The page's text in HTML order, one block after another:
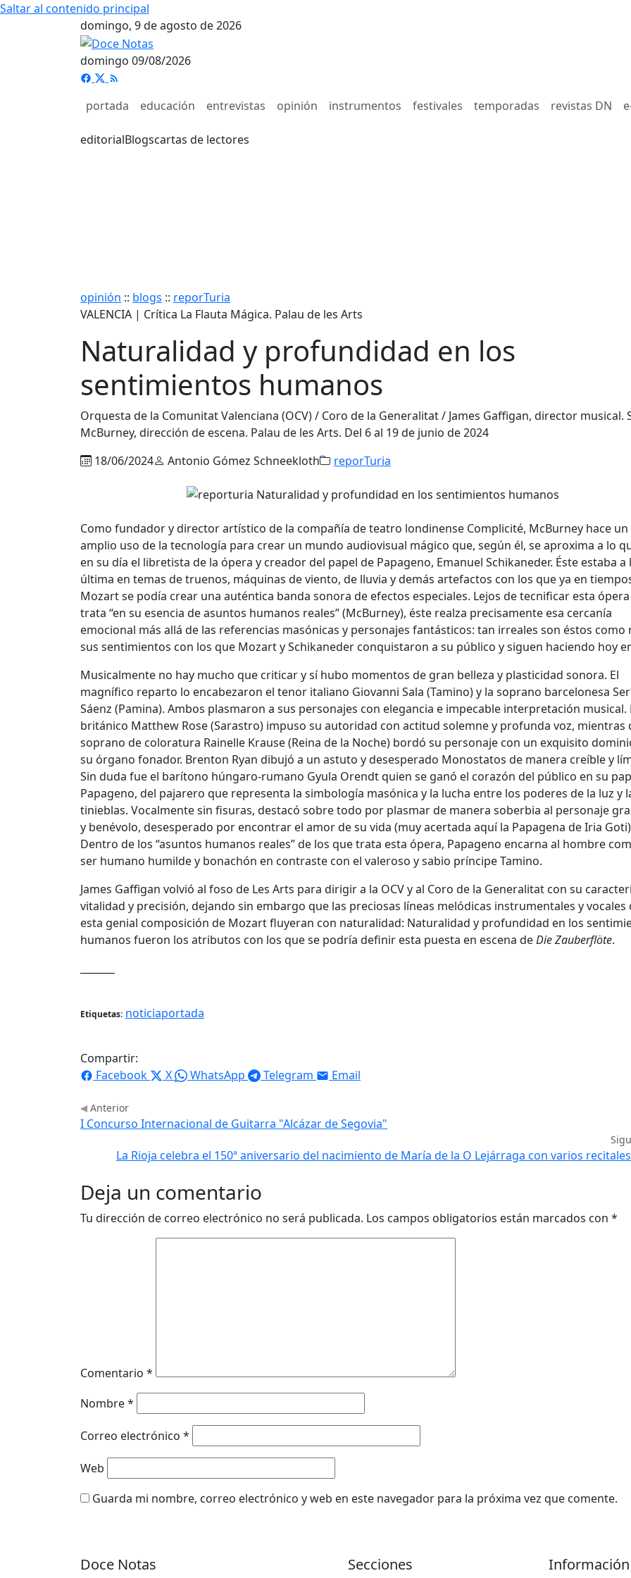
Saltar al contenido principal
domingo, 9 de agosto de 2026
domingo 09/08/2026
portada educación entrevistas opinión instrumentos festivales temporadas revistas DN
editorialBlogscartas de lectores
opinión :: blogs :: reporTuria
VALENCIA | Crítica La Flauta Mágica. Palau de les Arts
Naturalidad y profundidad en los
sentimientos humanos
Orquesta de la Comunitat Valenciana (OCV) / Coro de la Generalitat / James Gaffigan, director musical.
McBurney, dirección de escena. Palau de les Arts. Del 6 al 19 de junio de 2024
18/06/2024
Antonio Gómez Schneekloth reporTuria
Como fundador y director artístico de la compañía de teatro londinense Complicité, McBurney hace un
amplio uso de la tecnología para crear un mundo audiovisual mágico que, según él, se aproxima a lo
en su día el libretista de la ópera y creador del papel de Papageno, Emanuel Schikaneder. Éste estaba a
última en temas de truenos, máquinas de viento, de lluvia y demás artefactos con los que ya en
Mozart se podía crear una auténtica banda sonora de efectos especiales. Lejos de tecnificar esta
trata “en su esencia de asuntos humanos reales” (McBurney), éste realza precisamente esa cercanía
emocional más allá de las referencias masónicas y personajes fantásticos: tan irreales son éstos como
sus sentimientos con los que Mozart y Schikaneder conquistaron a su público y siguen haciendo hoy
Musicalmente no hay mucho que criticar y sí hubo momentos de gran belleza y plasticidad sonora. El
magnífico reparto lo encabezaron el tenor italiano Giovanni Sala (Tamino) y la soprano barcelonesa
Sáenz (Pamina). Ambos plasmaron a sus personajes con elegancia e impecable interpretación musical.
británico Matthew Rose (Sarastro) impuso su autoridad con actitud solemne y profunda voz, mientras
soprano de coloratura Rainelle Krause (Reina de la Noche) bordó su personaje con un exquisito
su órgano fonador. Brenton Ryan dibujó a un astuto y desesperado Monostatos de manera creíble y
Sin duda fue el barítono húngaro-rumano Gyula Orendt quien se ganó el corazón del público en su
Papageno, del pajarero que representa la simbología masónica y la lucha entre los poderes de la luz y
tinieblas. Vocalmente sin fisuras, destacó sobre todo por plasmar de manera soberbia al personaje
y benévolo, desesperado por encontrar el amor de su vida (muy acertada aquí la Papagena de Iria
Dentro de los “asuntos humanos reales” de los que trata esta ópera, Papageno encarna al hombre
ser humano humilde y bonachón en contraste con el valeroso y sabio príncipe Tamino.
James Gaffigan volvió al foso de Les Arts para dirigir a la OCV y al Coro de la Generalitat con su
vitalidad y precisión, dejando sin embargo que las preciosas líneas melódicas instrumentales y vocales
esta genial composición de Mozart fluyeran con naturalidad: Naturalidad y profundidad en los
humanos fueron los atributos con los que se podría definir esta puesta en escena deDie Zauberflöte.
Etiquetas: noticiaportada
Compartir:
Facebook
X WhatsApp Telegram Email
Anterior
I Concurso Internacional de Guitarra "Alcázar de Segovia"
La Rioja celebra el 150ª aniversario del nacimiento de María de la O Lejárraga con varios
Deja un comentario
Tu dirección de correo electrónico no será publicada. Los campos obligatorios están marcados con *
Comentario *
Nombre*
Correo electrónico *
Web
Guarda mi nombre, correo electrónico y web en este navegador para la próxima vez que comente.
Doce Notas Secciones Información